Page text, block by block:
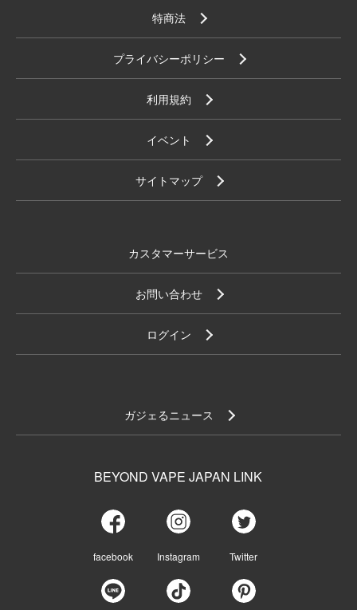
特商法
プライバシーポリシー
利用規約
イベント
サイトマップ
カスタマーサービス
お問い合わせ
ログイン
ガジェるニュース
BEYOND VAPE JAPAN LINK
facebook Instagram Twitter